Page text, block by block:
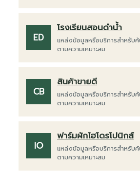
ED
โรงเรียนสอนดำน้ำ
แหล่งข้อมูลหรือบริการสำหรับ
ตามความเหมาะสม
CB
สินค้าขายดี
แหล่งข้อมูลหรือบริการสำหรับ
ตามความเหมาะสม
IO
ฟาร์มผักไฮโดรโปนิกส์
แหล่งข้อมูลหรือบริการสำหรับ
ตามความเหมาะสม